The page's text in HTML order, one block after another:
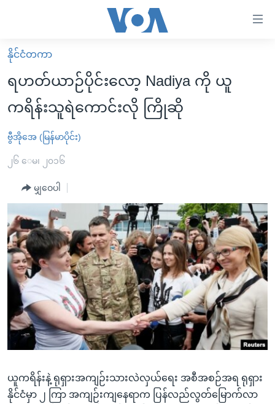
လွယ်ကူ
စေ
သည့်
များ
ပင်မ
ကျော်
ကြည့်
ရန်
ပင်မ
အ
စာမျက်နှာ
သို့
ကျော်
ရန်
ရှာဖွေ
မူလစာမျက်နှာ
မြန်မာ
ကမ္ဘာ့သတင်းများ
နိုင်ငံတကာ
အစ္စရေး-ပါလက်စတိုင်း
ဗွီဒီယို
သတင်းလွတ်လပ်ခွင့်
အင်္ဂလိပ်စာလေ့လာမယ်
အမေရိကန်သုံးအီဒီယံ
မကြေးမုံရဲ့ အင်္ဂလိပ်စာ
ရုပ်ရှင်ထဲက အင်္ဂလိပ်စာ
သုတပဒေသာ အင်္ဂလိပ်စာ
အပတ်စဉ်ကဏ္ဍများ
ရေဒီယို
တီဗွီ
ရေဒီယိုနှင့်ရုပ်သံ အချက်အလက်များ
ရေဒီယို/တီဗွီအစီအစဉ်
Learning English
ဗွီအိုအေ လူမှုကွန်ယက်များ
ဘာသာစကားများ
နိုင်ငံတကာ
ရဟတ်ယာဉ်ပိုင်းလော့ Nadiya ကို ယူ
ကရိန်းသူရဲကောင်းလို ကြိုဆို
ဗွီအိုအေ (မြန်မာပိုင်း)
၂၆ ေမ၊ ၂၀၁၆
မျှဝေပါ
ယူကရိန်းနဲ့ ရုရှားအကျဉ်းသားလဲလှယ်ရေး အစီအစဉ်အရ ရုရှား
နိုင်ငံမှာ ၂ ကြာ အကျဉ်းကျနေရာက ပြန်လည်လွတ်မြောက်လာ